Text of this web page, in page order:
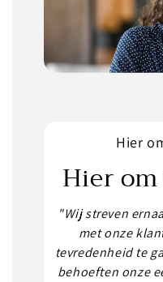
Hier
Hier
"Wij streven
met onze
tevredenheid te
behoeften onze